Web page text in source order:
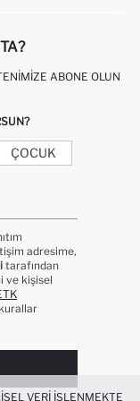
ABONE OLUN
ÇOCUK
adresime,
tarafından
ve kişisel
VERI IŞLENMEKTE